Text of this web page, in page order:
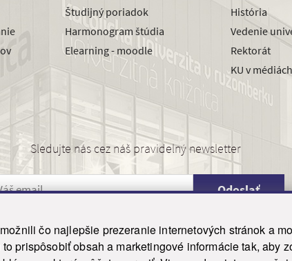
čo najlepšie prezeranie internetových stránok a
prispôsobiť obsah a marketingové informácie tak, aby
Študijný poriadok
Harmonogram štúdia
Elearning - moodle
História
Vedenie
Rektorát
KU v médiách
Sledujte nás cez náš pravidelný newsletter
Odoslať
Všetky práva vyhradené. | Ochrana osobných údajov | Vyhlásenie o prístupnosti